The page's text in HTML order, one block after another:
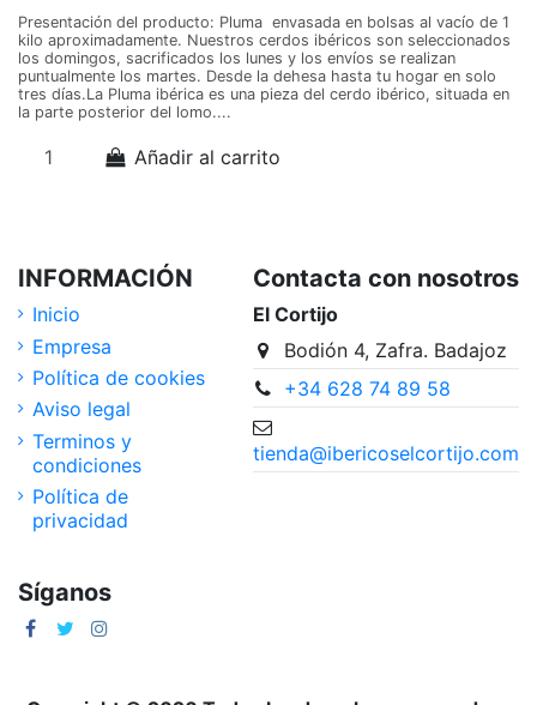
Presentación del producto: Pluma envasada en bolsas al vacío de 1
kilo aproximadamente. Nuestros cerdos ibéricos son seleccionados
los domingos, sacrificados los lunes y los envíos se realizan
puntualmente los martes. Desde la dehesa hasta tu hogar en solo
tres días.La Pluma ibérica es una pieza del cerdo ibérico, situada en
la parte posterior del lomo....
Añadir al carrito
INFORMACIÓN
Inicio
Empresa
Política de cookies
Aviso legal
Terminos y
condiciones
Política de
privacidad
Contacta con nosotros
El Cortijo
Bodión 4, Zafra. Badajoz
+34 628 74 89 58
tienda@ibericoselcortijo.com
Síganos